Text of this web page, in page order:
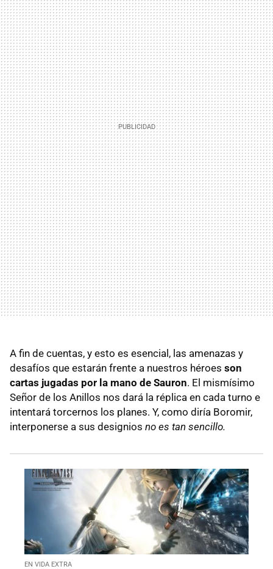
A fin de cuentas, y esto es esencial, las amenazas y
desafíos que estarán frente a nuestros héroes son
cartas jugadas por la mano de Sauron. El mismísimo
Señor de los Anillos nos dará la réplica en cada turno e
intentará torcernos los planes. Y, como diría Boromir,
interponerse a sus designios no es tan sencillo.
EN VIDA EXTRA